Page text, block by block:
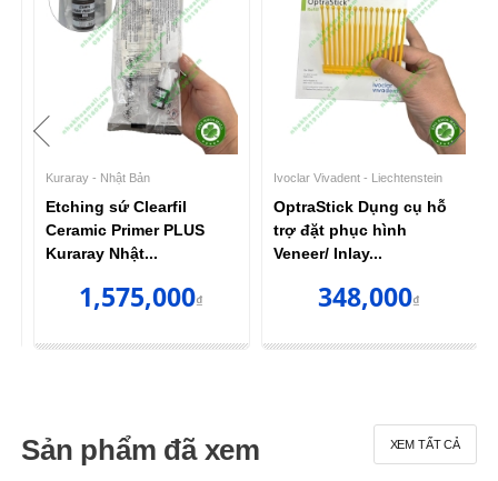
Kuraray - Nhật Bản
Etching sứ Clearfil
Ceramic Primer PLUS
Kuraray Nhật...
1,575,000₫
Ivoclar Vivadent - Liechtenstein
OptraStick Dụng cụ hỗ
trợ đặt phục hình
Veneer/ Inlay...
348,000₫
Sản phẩm đã xem XEM TẤT CẢ